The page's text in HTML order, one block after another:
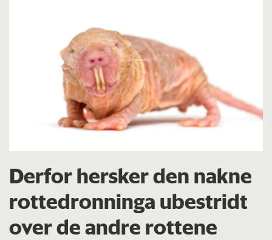
Derfor hersker den nakne
rottedronninga ubestridt
over de andre rottene